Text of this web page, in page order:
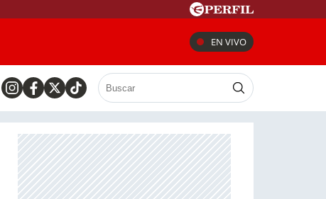
EN VIVO